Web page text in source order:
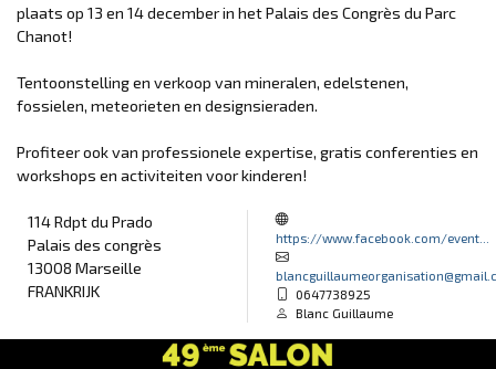
plaats op 13 en 14 december in het Palais des Congrès du Parc
Chanot!
Tentoonstelling en verkoop van mineralen, edelstenen,
fossielen, meteorieten en designsieraden.
Profiteer ook van professionele expertise, gratis conferenties en
workshops en activiteiten voor kinderen!
114 Rdpt du Prado
Palais des congrès
13008 Marseille
FRANKRIJK
https://www.facebook.com/event...
0647738925
Blanc Guillaume